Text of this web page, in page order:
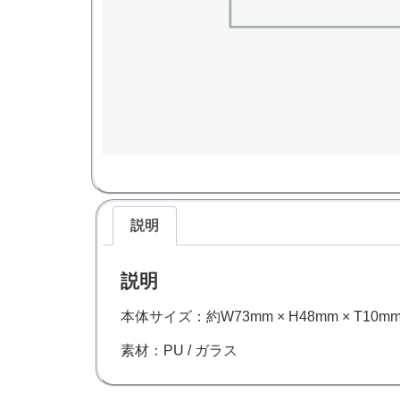
説明
説明
本体サイズ：約W73mm × H48mm ×
素材：PU / ガラス